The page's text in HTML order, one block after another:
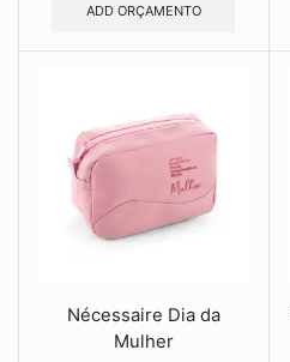
ADD ORÇAMENTO
Nécessaire Dia da
Mulher